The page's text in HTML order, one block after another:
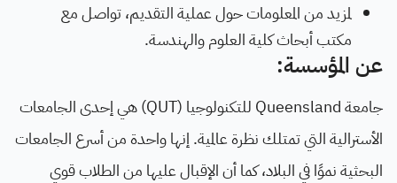
لمزيد من المعلومات حول عملية التقديم، تواصل مع
مكتب أبحاث كلية العلوم والهندسة.
عن المؤسسة:
جامعة Queensland للتكنولوجيا (QUT) هي إحدى الجامعات
الأسترالية التي تمتلك نظرة عالمية. إنها واحدة من أسرع الجامعات
البحثية نموًا في البلاد، كما أن الإقبال عليها من الطلاب قوي